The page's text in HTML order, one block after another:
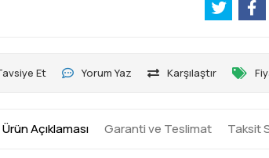
Et Yorum Yaz Karşılaştır
Ürün Açıklaması Garanti ve Teslimat Taksit